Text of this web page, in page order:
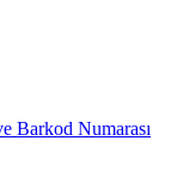
Barkod Numarası